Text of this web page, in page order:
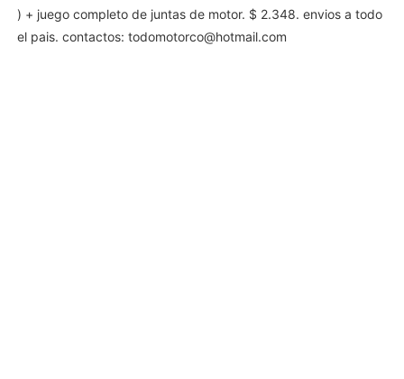
) + juego completo de juntas de motor. $ 2.348. envios a todo
el pais. contactos: todomotorco@hotmail.com